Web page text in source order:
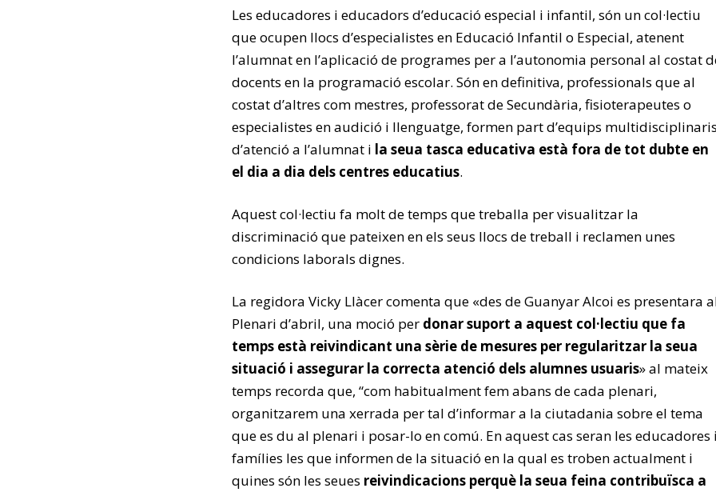
Les educadores i educadors d’educació especial i infantil, són un col·lectiu
que ocupen llocs d’especialistes en Educació Infantil o Especial, atenent
l’alumnat en l’aplicació de programes per a l’autonomia personal al costat
docents en la programació escolar. Són en definitiva, professionals que al
costat d’altres com mestres, professorat de Secundària, fisioterapeutes o
especialistes en audició i llenguatge, formen part d’equips multidisciplinaris
d’atenció a l’alumnat i la seua tasca educativa està fora de tot dubte en
el dia a dia dels centres educatius.
Aquest col·lectiu fa molt de temps que treballa per visualitzar la
discriminació que pateixen en els seus llocs de treball i reclamen unes
condicions laborals dignes.
La regidora Vicky Llàcer comenta que «des de Guanyar Alcoi es presentara
Plenari d’abril, una moció per donar suport a aquest col·lectiu que fa
temps està reivindicant una sèrie de mesures per regularitzar la seua
situació i assegurar la correcta atenció dels alumnes usuaris» al mateix
temps recorda que, “com habitualment fem abans de cada plenari,
organitzarem una xerrada per tal d’informar a la ciutadania sobre el tema
que es du al plenari i posar-lo en comú. En aquest cas seran les educadores i
famílies les que informen de la situació en la qual es troben actualment i
quines són les seues reivindicacions perquè la seua feina contribuïsca a